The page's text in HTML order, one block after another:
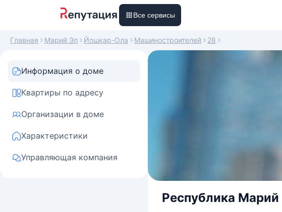
Все сервисы
Главная Марий Эл Йошкар-Ола Машиностроителей 28
Информация о доме
Квартиры по адресу
Организации в доме
Характеристики
Управляющая компания
Республика